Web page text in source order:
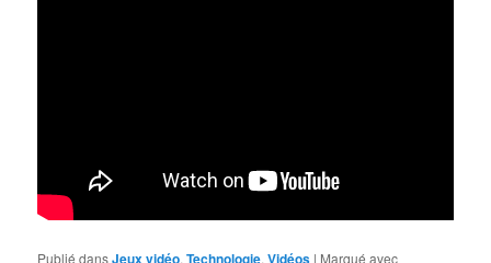
Publié dansJeux vidéo,Technologie,Vidéos | Marqué avec